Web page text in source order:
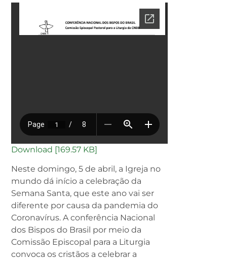
Download [169.57 KB]
Neste domingo, 5 de abril, a Igreja no
mundo dá início a celebração da
Semana Santa, que este ano vai ser
diferente por causa da pandemia do
Coronavírus. A conferência Nacional
dos Bispos do Brasil por meio da
Comissão Episcopal para a Liturgia
convoca os cristãos a celebrar a